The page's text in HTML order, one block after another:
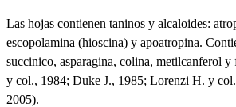
Las hojas contienen taninos y alcaloides:
escopolamina (hioscina) y apoatropina.
succinico, asparagina, colina, metilcanferol
y col., 1984; Duke J., 1985; Lorenzi H. y
2005).